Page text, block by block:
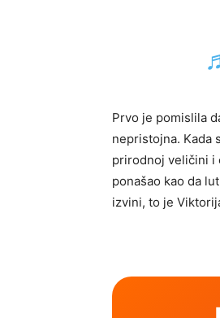
Prvo je pomislila
nepristojna. Kada
prirodnoj veličini i
ponašao kao da
izvini, to je